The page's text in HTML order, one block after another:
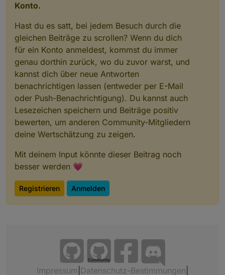
Konto.
Hast du es satt, bei jedem Besuch durch die
gleichen Beiträge zu scrollen? Wenn du dich
für ein Konto anmeldest, kommst du immer
genau dorthin zurück, wo du zuvor warst, und
kannst dich über neue Antworten
benachrichtigen lassen (entweder per E-Mail
oder Push-Benachrichtigung). Du kannst auch
Lesezeichen speichern und Beiträge positiv
bewerten, um anderen Community-Mitgliedern
deine Wertschätzung zu zeigen.
Mit deinem Input könnte dieser Beitrag noch
besser werden 💗
Registrieren Anmelden
Community
Impressum Datenschutz-Bestimmungen